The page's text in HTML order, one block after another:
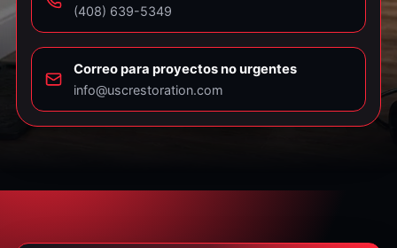
⁦(408) 639-5349⁩
Correo para proyectos no urgentes
info@uscrestoration.com